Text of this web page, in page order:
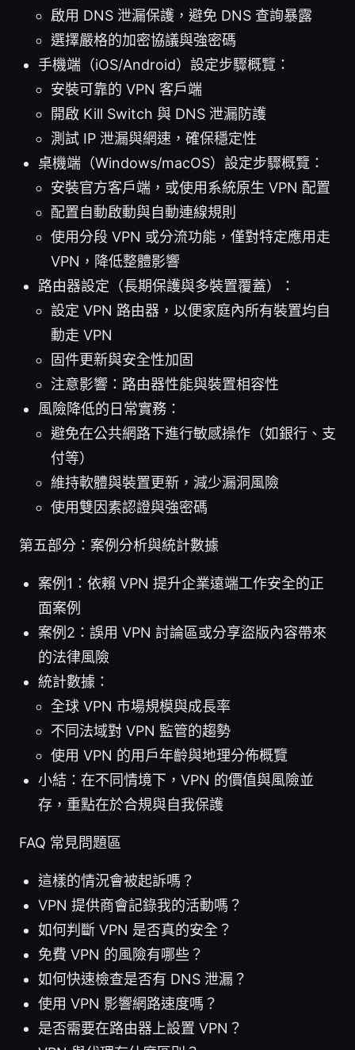
啟用 DNS 泄漏保護，避免 DNS 查詢暴露
選擇嚴格的加密協議與強密碼
手機端（iOS/Android）設定步驟概覽：
安裝可靠的 VPN 客戶端
開啟 Kill Switch 與 DNS 泄漏防護
測試 IP 泄漏與網速，確保穩定性
桌機端（Windows/macOS）設定步驟概覽：
安裝官方客戶端，或使用系統原生 VPN 配置
配置自動啟動與自動連線規則
使用分段 VPN 或分流功能，僅對特定應用走
VPN，降低整體影響
路由器設定（長期保護與多裝置覆蓋）：
設定 VPN 路由器，以便家庭內所有裝置均自
動走 VPN
固件更新與安全性加固
注意影響：路由器性能與裝置相容性
風險降低的日常實務：
避免在公共網路下進行敏感操作（如銀行、支
付等）
維持軟體與裝置更新，減少漏洞風險
使用雙因素認證與強密碼
第五部分：案例分析與統計數據
案例1：依賴 VPN 提升企業遠端工作安全的正
面案例
案例2：誤用 VPN 討論區或分享盜版內容帶來
的法律風險
統計數據：
全球 VPN 市場規模與成長率
不同法域對 VPN 監管的趨勢
使用 VPN 的用戶年齡與地理分佈概覽
小結：在不同情境下，VPN 的價值與風險並
存，重點在於合規與自我保護
FAQ 常見問題區
這樣的情況會被起訴嗎？
VPN 提供商會記錄我的活動嗎？
如何判斷 VPN 是否真的安全？
免費 VPN 的風險有哪些？
如何快速檢查是否有 DNS 泄漏？
使用 VPN 影響網路速度嗎？
是否需要在路由器上設置 VPN？